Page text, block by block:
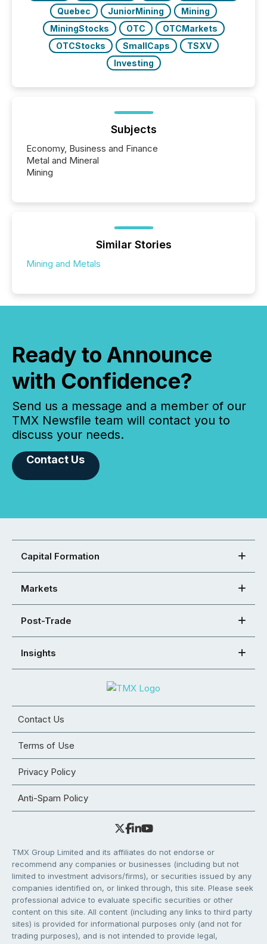
Quebec
JuniorMining
Mining
MiningStocks
OTC
OTCMarkets
OTCStocks
SmallCaps
TSXV
Investing
Subjects
Economy, Business and Finance
Metal and Mineral
Mining
Similar Stories
Mining and Metals
Ready to Announce
with Confidence?
Send us a message and a member of our
TMX Newsfile team will contact you to
discuss your needs.
Contact Us
Capital Formation
Markets
Post-Trade
Insights
Contact Us
Terms of Use
Privacy Policy
Anti-Spam Policy
TMX Group Limited and its affiliates do not endorse or
recommend any companies or businesses (including but not
limited to investment advisors/firms), or securities issued by any
companies identified on, or linked through, this site. Please seek
professional advice to evaluate specific securities or other
content on this site. All content (including any links to third party
sites) is provided for informational purposes only (and not for
trading purposes), and is not intended to provide legal,